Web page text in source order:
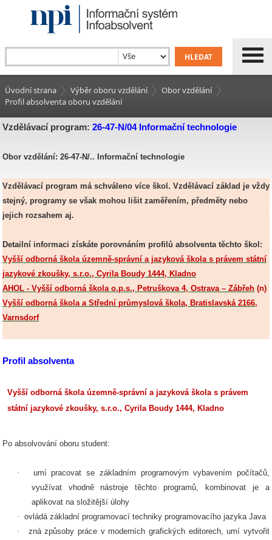
Úvodní strana Výběr oboru vzdělání
Obor vzdělání
Profil absolventa oboru vzdělání
Vzdělávací program: 26-47-N/04 Informační technologie
Obor vzdělání: 26-47-N/.. Informační technologie
Vzdělávací program má schváleno více škol. Vzdělávací základ je vždy
stejný, programy se však mohou lišit zaměřením, předměty nebo
jejich rozsahem aj.
Detailní informaci získáte porovnáním profilů absolventa těchto škol:
Vyšší odborná škola územně-správní a jazyková škola s právem státní
jazykové zkoušky, s.r.o., Cyrila Boudy 1444, Kladno
AHOL - Vyšší odborná škola o.p.s., Petruškova 4, Ostrava – Zábřeh (n)
Vyšší odborná škola a Střední průmyslová škola, Bratislavská 2166,
Varnsdorf
Profil absolventa
Vyšší odborná škola územně-správní a jazyková škola s právem
státní jazykové zkoušky, s.r.o., Cyrila Boudy 1444, Kladno
Po absolvování oboru student:
·
umí pracovat se základním programovým vybavením počítačů,
využívat vhodně nástroje těchto programů, kombinovat je a
aplikovat na složitější úlohy
· ovládá základní programovací techniky programovacího jazyka Java
·
zná způsoby práce v moderních grafických editorech, umí vytvořit